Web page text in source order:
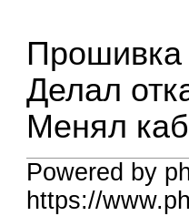
Прошивка
Делал
Менял
Powered by
https://